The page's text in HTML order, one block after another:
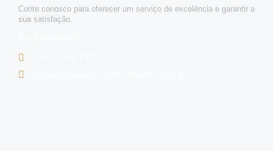
Conte conosco para oferecer um serviço de excelência e garantir a
sua satisfação.